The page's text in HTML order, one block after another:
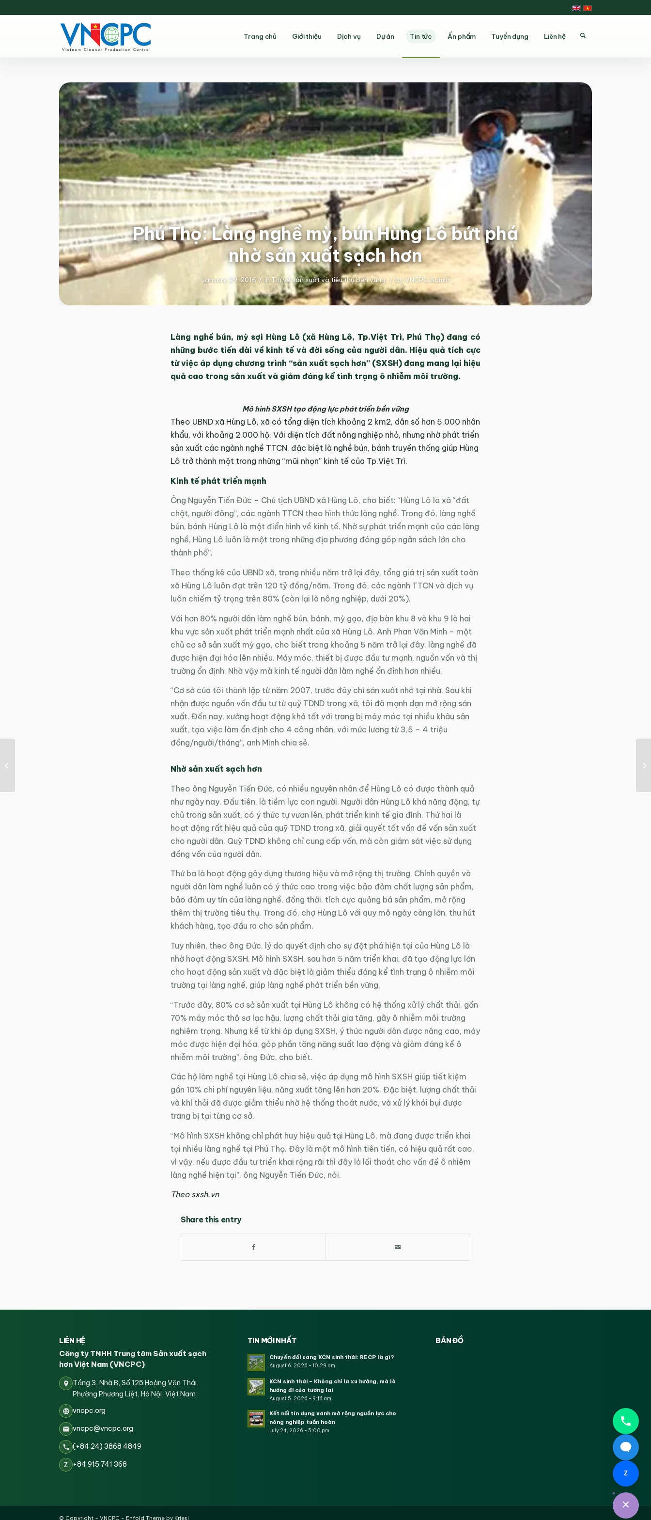
Trang chủ Giới thiệu Dịch vụ Dự án Tin tức Ấn phẩm Tuyển dụng Liên hệ
Phú Thọ: Làng nghề mỳ, bún Hùng Lô bứt phá
nhờ sản xuất sạch hơn
January 29, 2016 / in Tin về sản xuất và tiêu thụ bền vững / by VNCPC Admin
Làng nghề bún, mỳ sợi Hùng Lô (xã Hùng Lô, Tp.Việt Trì, Phú Thọ) đang có
những bước tiến dài về kinh tế và đời sống của người dân. Hiệu quả tích cực
từ việc áp dụng chương trình “sản xuất sạch hơn” (SXSH) đang mang lại hiệu
quả cao trong sản xuất và giảm đáng kể tình trạng ô nhiễm môi trường.
Mô hình SXSH tạo động lực phát triển bền vững
Theo UBND xã Hùng Lô, xã có tổng diện tích khoảng 2 km2, dân số hơn 5.000 nhân
khẩu, với khoảng 2.000 hộ. Với diện tích đất nông nghiệp nhỏ, nhưng nhờ phát triển
sản xuất các ngành nghề TTCN, đặc biệt là nghề bún, bánh truyền thống giúp Hùng
Lô trở thành một trong những “mũi nhọn” kinh tế của Tp.Việt Trì.
Kinh tế phát triển mạnh
Ông Nguyễn Tiến Đức – Chủ tịch UBND xã Hùng Lô, cho biết: “Hùng Lô là xã “đất
chật, người đông”, các ngành TTCN theo hình thức làng nghề. Trong đó, làng nghề
bún, bánh Hùng Lô là một điển hình về kinh tế. Nhờ sự phát triển mạnh của các làng
nghề, Hùng Lô luôn là một trong những địa phương đóng góp ngân sách lớn cho
thành phố”.
Theo thống kê của UBND xã, trong nhiều năm trở lại đây, tổng giá trị sản xuất toàn
xã Hùng Lô luôn đạt trên 120 tỷ đồng/năm. Trong đó, các ngành TTCN và dịch vụ
luôn chiếm tỷ trọng trên 80% (còn lại là nông nghiệp, dưới 20%).
Với hơn 80% người dân làm nghề bún, bánh, mỳ gạo, địa bàn khu 8 và khu 9 là hai
khu vực sản xuất phát triển mạnh nhất của xã Hùng Lô. Anh Phan Văn Minh – một
chủ cơ sở sản xuất mỳ gạo, cho biết trong khoảng 5 năm trở lại đây, làng nghề đã
được hiện đại hóa lên nhiều. Máy móc, thiết bị được đầu tư mạnh, nguồn vốn và thị
trường ổn định. Nhờ vậy mà kinh tế người dân làm nghề ổn đỉnh hơn nhiều.
“Cơ sở của tôi thành lập từ năm 2007, trước đây chỉ sản xuất nhỏ tại nhà. Sau khi
nhận được nguồn vốn đầu tư từ quỹ TDND trong xã, tôi đã mạnh dạn mở rộng sản
xuất. Đến nay, xưởng hoạt động khá tốt với trang bị máy móc tại nhiều khâu sản
xuất, tạo việc làm ổn định cho 4 công nhân, với mức lương từ 3,5 – 4 triệu
đồng/người/tháng”, anh Minh chia sẻ.
Nhờ sản xuất sạch hơn
Theo ông Nguyễn Tiến Đức, có nhiều nguyên nhân để Hùng Lô có được thành quả
như ngày nay. Đầu tiên, là tiềm lực con người. Người dân Hùng Lô khá năng động, tự
chủ trong sản xuất, có ý thức tự vươn lên, phát triển kinh tế gia đình. Thứ hai là
hoạt động rất hiệu quả của quỹ TDND trong xã, giải quyết tốt vấn đề vốn sản xuất
cho người dân. Quỹ TDND không chỉ cung cấp vốn, mà còn giám sát việc sử dụng
đồng vốn của người dân.
Thứ ba là hoạt động gây dựng thương hiệu và mở rộng thị trường. Chính quyền và
người dân làm nghề luôn có ý thức cao trong việc bảo đảm chất lượng sản phẩm,
bảo đảm uy tín của làng nghề, đồng thời, tích cực quảng bá sản phẩm, mở rộng
thêm thị trường tiêu thụ. Trong đó, chợ Hùng Lô với quy mô ngày càng lớn, thu hút
khách hàng, tạo đầu ra cho sản phẩm.
Tuy nhiên, theo ông Đức, lý do quyết định cho sự đột phá hiện tại của Hùng Lô là
nhờ hoạt động SXSH. Mô hình SXSH, sau hơn 5 năm triển khai, đã tạo động lực lớn
cho hoạt động sản xuất và đặc biệt là giảm thiểu đáng kể tình trạng ô nhiễm môi
trường tại làng nghề, giúp làng nghề phát triển bền vững.
“Trước đây, 80% cơ sở sản xuất tại Hùng Lô không có hệ thống xử lý chất thải, gần
70% máy móc thô sơ lạc hậu, lượng chất thải gia tăng, gây ô nhiễm môi trường
nghiêm trọng. Nhưng kể từ khi áp dụng SXSH, ý thức người dân được nâng cao, máy
móc được hiện đại hóa, góp phần tăng năng suất lao động và giảm đáng kể ô
nhiễm môi trường”, ông Đức, cho biết.
Các hộ làm nghề tại Hùng Lô chia sẻ, việc áp dụng mô hình SXSH giúp tiết kiệm
gần 10% chi phí nguyên liệu, năng xuất tăng lên hơn 20%. Đặc biệt, lượng chất thải
và khí thải đã được giảm thiểu nhờ hệ thống thoát nước, và xử lý khói bụi được
trang bị tại từng cơ sở.
“Mô hình SXSH không chỉ phát huy hiệu quả tại Hùng Lô, mà đang được triển khai
tại nhiều làng nghề tại Phú Thọ. Đây là một mô hình tiên tiến, có hiệu quả rất cao,
vì vậy, nếu được đầu tư triển khai rộng rãi thì đây là lối thoát cho vấn đề ô nhiêm
làng nghề hiện tại”, ông Nguyễn Tiến Đức, nói.
Theo sxsh.vn
Share this entry
LIÊN HỆ
Công ty TNHH Trung tâm Sản xuất sạch
hơn Việt Nam (VNCPC)
Tầng 3, Nhà B, Số 125 Hoàng Văn Thái,
Phường Phương Liệt, Hà Nội, Việt Nam
vncpc.org
vncpc@vncpc.org
(+84 24) 3868 4849
Z +84 915 741 368
TIN MỚI NHẤT
Chuyển đổi sang KCN sinh thái: RECP là gì?
August 6, 2026 - 10:29 am
KCN sinh thái – Không chỉ là xu hướng, mà là
hướng đi của tương lai
August 5, 2026 - 9:16 am
Kết nối tín dụng xanh mở rộng nguồn lực cho
nông nghiệp tuần hoàn
July 24, 2026 - 5:00 pm
BẢN ĐỒ
© Copyright - VNCPC - Enfold Theme by Kriesi
Z